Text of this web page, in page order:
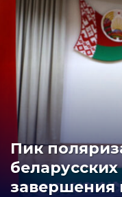
Пик
завершения